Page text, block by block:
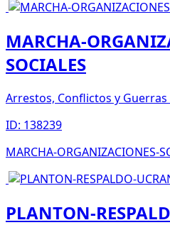
MARCHA-
SOCIALES
Arrestos, Conflictos y Guerras
ID: 138239
MARCHA-ORGANIZACIONES-
PLANTON-